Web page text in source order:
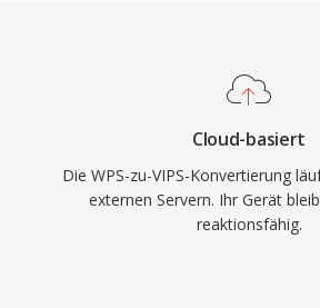
Cloud-basiert
Die WPS-zu-VIPS-Konvertierung
externen Servern. Ihr Gerät
reaktionsfähig.